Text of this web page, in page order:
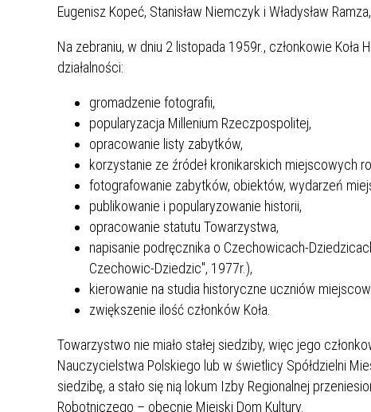
Eugenisz Kopeć, Stanisław Niemczyk i Władysław
Na zebraniu, w dniu 2 listopada 1959r., członkowie
działalności:
gromadzenie fotografii,
popularyzacja Millenium Rzeczpospolitej,
opracowanie listy zabytków,
korzystanie ze źródeł kronikarskich miejscowych
fotografowanie zabytków, obiektów, wydarzeń
publikowanie i popularyzowanie historii,
opracowanie statutu Towarzystwa,
napisanie podręcznika o Czechowicach-
Czechowic-Dziedzic", 1977r.),
kierowanie na studia historyczne uczniów
zwiększenie ilość członków Koła.
Towarzystwo nie miało stałej siedziby, więc jego
Nauczycielstwa Polskiego lub w świetlicy Spółdzielni
siedzibę, a stało się nią lokum Izby Regionalnej
Robotniczego – obecnie Miejski Dom Kultury.